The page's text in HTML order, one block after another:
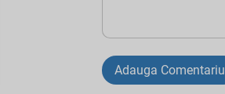
Adauga Comentariu